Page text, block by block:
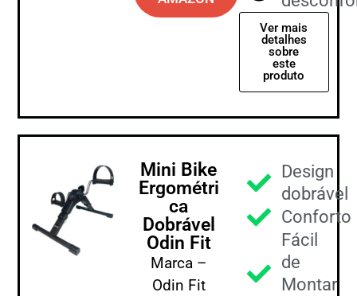
Ver mais
detalhes
sobre
este
produto
Mini Bike
Ergométri
ca
Dobrável
Odin Fit
Marca –
Odin Fit
Design
dobrável
Conforto
Fácil
de
Montar